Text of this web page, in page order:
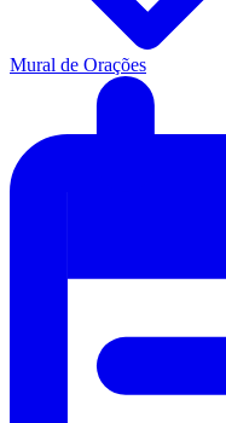
Mural de Orações